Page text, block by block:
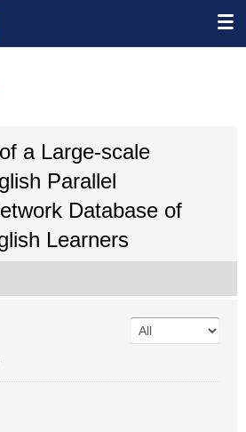
a Large-scale
Parallel
Database of
Learners